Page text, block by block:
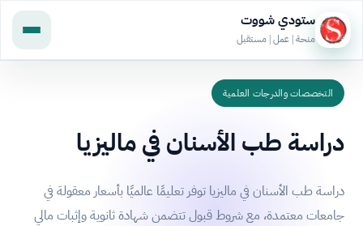
ستودي شووت
منحة | عمل | مستقبل
التخصصات والدرجات العلمية
دراسة طب الأسنان في ماليزيا
دراسة طب الأسنان في ماليزيا توفر تعليمًا عالميًا بأسعار معقولة في
جامعات معتمدة، مع شروط قبول تتضمن شهادة ثانوية وإثبات مالي